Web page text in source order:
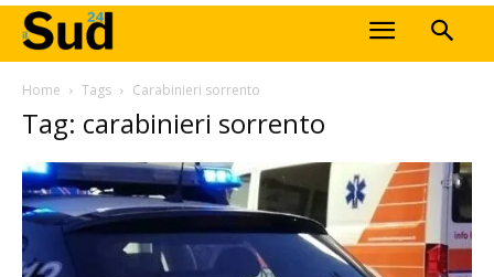
Home Tags Carabinieri sorrento
Tag: carabinieri sorrento